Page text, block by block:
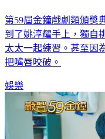
第59屆金鐘戲劇類頒獎
到了姚淳耀手上，獨自
太太一起練習。甚至因
把嘴唇咬破。
娛樂